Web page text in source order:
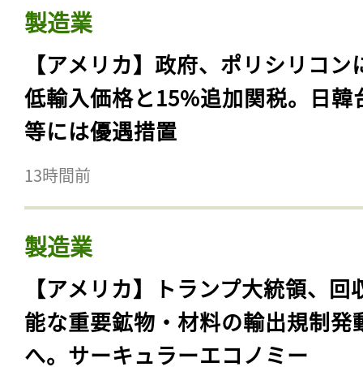
製造業
【アメリカ】政府、ポリシリコン
低輸入価格と15%追加関税。日韓
等には優遇措置
13時間前
製造業
【アメリカ】トランプ大統領、回
能な重要鉱物・材料の輸出規制発
へ。サーキュラーエコノミー